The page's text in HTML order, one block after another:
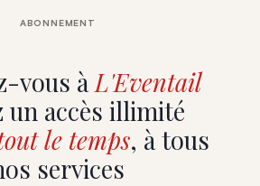
vous àL'Eventail
un accès illimité
le temps, à tous
services
ABONNEMENT